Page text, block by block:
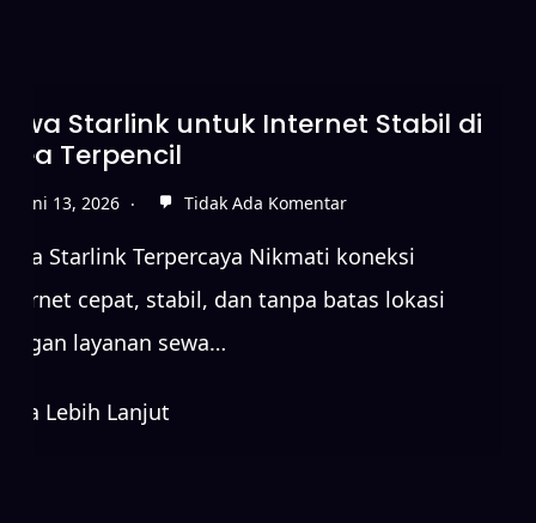
Starlink untuk Internet Stabil di
Terpencil
Juni 13, 2026 Tidak Ada Komentar
Starlink Terpercaya Nikmati koneksi
cepat, stabil, dan tanpa batas lokasi
layanan sewa…
Lebih Lanjut